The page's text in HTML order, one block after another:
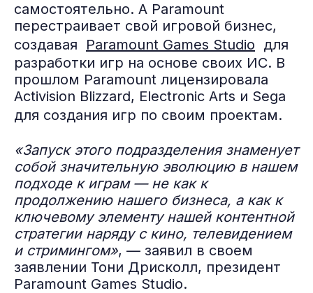
самостоятельно. А Paramount
перестраивает свой игровой бизнес,
создавая Paramount Games Studio для
разработки игр на основе своих ИС. В
прошлом Paramount лицензировала
Activision Blizzard, Electronic Arts и Sega
для создания игр по своим проектам.
«Запуск этого подразделения знаменует
собой значительную эволюцию в нашем
подходе к играм — не как к
продолжению нашего бизнеса, а как к
ключевому элементу нашей контентной
стратегии наряду с кино, телевидением
и стримингом», — заявил в своем
заявлении Тони Дрисколл, президент
Paramount Games Studio.